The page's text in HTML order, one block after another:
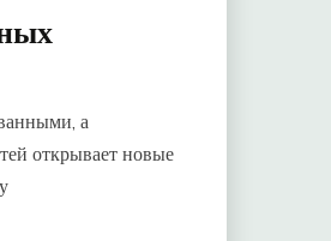
а
открывает новые